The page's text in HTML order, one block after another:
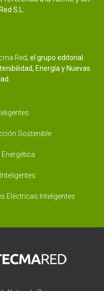
S.L.
Red, el grupo editorial
Energía y Nuevas
Sostenible
Energética
Eléctricas Inteligentes